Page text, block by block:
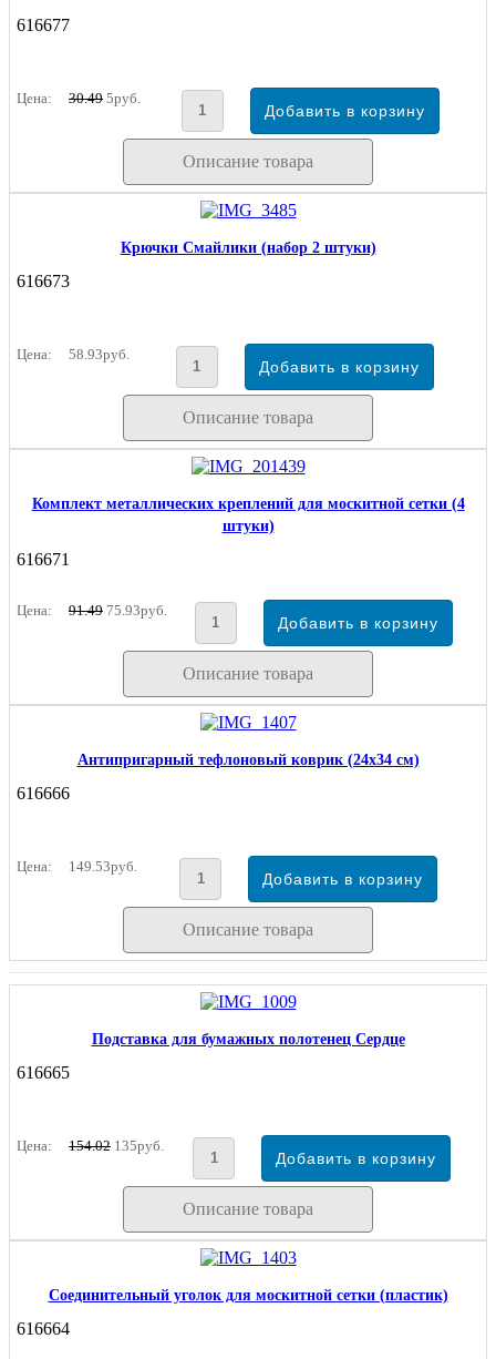
616677
Цена: 30.49 5руб.
Описание товара
Крючки Смайлики (набор 2 штуки)
616673
Цена: 58.93руб.
Описание товара
Комплект металлических креплений для москитной сетки (4
штуки)
616671
Цена: 91.49 75.93руб.
Описание товара
Антипригарный тефлоновый коврик (24х34 см)
616666
Цена: 149.53руб.
Описание товара
Подставка для бумажных полотенец Сердце
616665
Цена: 154.02 135руб.
Описание товара
Соединительный уголок для москитной сетки (пластик)
616664